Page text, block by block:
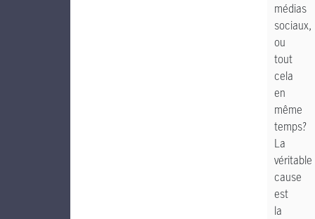
médias
sociaux,
ou
tout
cela
en
même
temps?
La
véritable
cause
est
la